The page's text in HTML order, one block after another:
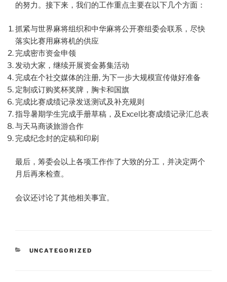
的努力。接下来，我们的工作重点主要在以下几个方面：
抓紧与世界麻将组织和中华麻将公开赛组委会联系，尽快
落实比赛用麻将机的供应
完成密市资金申领
发动大家，继续开展资金募集活动
完成在个社交媒体的注册, 为下一步大规模宣传做好准备
定制或订购奖杯奖牌，胸卡和国旗
完成比赛成绩记录发送测试及补充规则
指导暑期学生完成手册草稿，及Excel比赛成绩记录汇总表
与天马商谈旅游合作
完成纪念封的定稿和印刷
最后，筹委会以上各项工作作了大致的分工，并决定两个
月后再来检查。
会议还讨论了其他相关事宜。
CATEGORIES
UNCATEGORIZED